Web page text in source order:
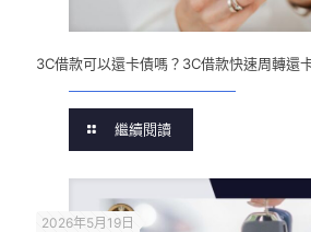
3C借款可以還卡債嗎？3C借款快速周轉還
繼續閱讀
2026年5月19日